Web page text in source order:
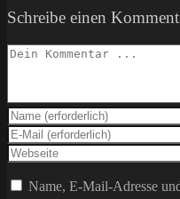
Schreibe einen
Kommentieren
Gib
deinen
Namen
oder
Benutzernamen
zum
Gib
deine
E-
Mail-
Adresse
Gib
deine
Website-
Name, E-Mail-Adresse